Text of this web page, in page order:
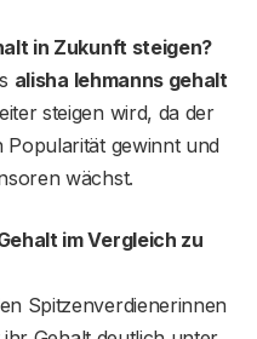
in Zukunft steigen?
alisha lehmanns gehalt
steigen wird, da der
gewinnt und
wächst.
im Vergleich zu
Spitzenverdienerinnen